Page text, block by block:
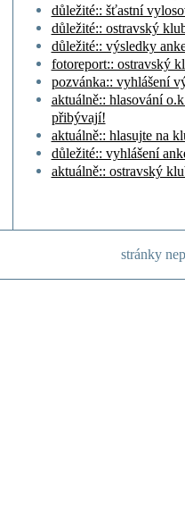
důležité:: šťastní
důležité:: ostravský
důležité:: výsledky
fotoreport:: ostravský
pozvánka:: vyhlášení
aktuálně:: hlasování
přibývají!
aktuálně:: hlasujte na
důležité:: vyhlášení
aktuálně:: ostravský
stránky